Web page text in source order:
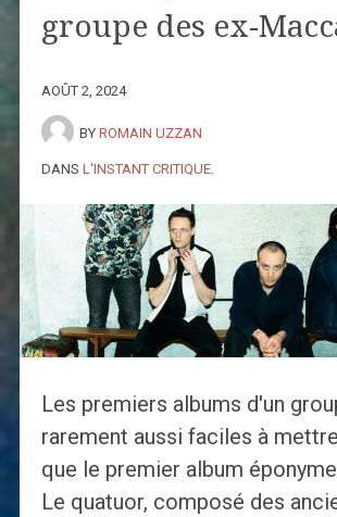
groupe des ex-
AOÛT 2, 2024
BY ROMAIN UZZAN
DANS L'INSTANT CRITIQUE.
Les premiers albums d'un
rarement aussi faciles à
que le premier album
Le quatuor, composé des